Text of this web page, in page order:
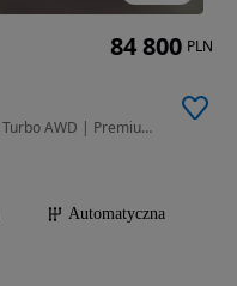
1984 cm3 • 252 KM • Porsche Macan 2.0 Turbo AWD | Premium Package Plus | BOSE | Panorama
Automatyczna
84 800 PLN